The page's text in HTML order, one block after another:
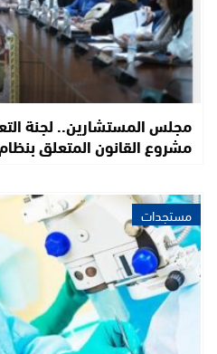
مجلس المستشارين.. لجنة
مشروع القانون المتعلق
مستجدات